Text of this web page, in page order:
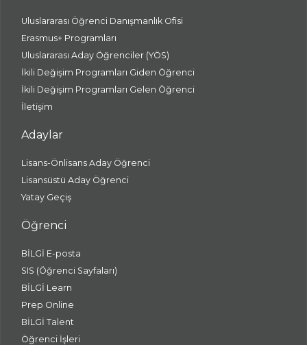
Uluslararası Öğrenci Danışmanlık Ofisi
Erasmus+ Programları
Uluslararası Aday Öğrenciler (YÖS)
İkili Değişim Programları Giden Öğrenci
İkili Değişim Programları Gelen Öğrenci
İletişim
Adaylar
Lisans-Önlisans Aday Öğrenci
Lisansüstü Aday Öğrenci
Yatay Geçiş
Öğrenci
BİLGİ E-posta
SIS (Öğrenci Sayfaları)
BİLGİ Learn
Prep Online
BİLGİ Talent
Öğrenci İşleri